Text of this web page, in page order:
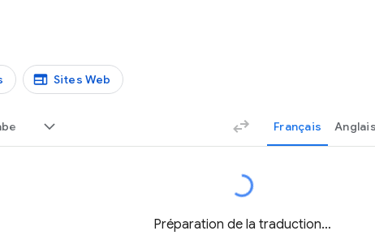
Sites Web
Français Anglais
Préparation de la traduction…